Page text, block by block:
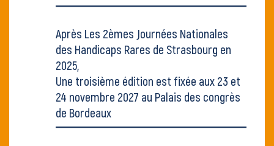
Après Les 2èmes Journées Nationales
des Handicaps Rares de Strasbourg en
2025,
Une troisième édition est fixée aux 23 et
24 novembre 2027 au Palais des congrès
de Bordeaux